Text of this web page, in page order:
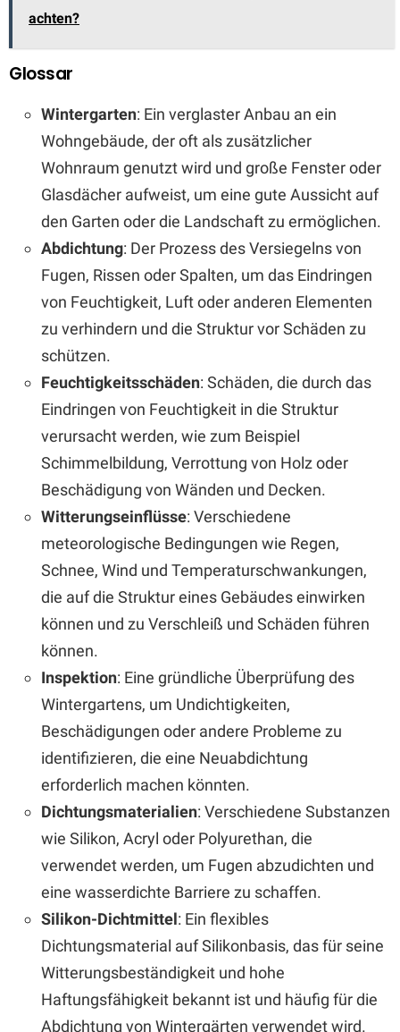
achten?
Glossar
Wintergarten: Ein verglaster Anbau an ein
Wohngebäude, der oft als zusätzlicher
Wohnraum genutzt wird und große Fenster oder
Glasdächer aufweist, um eine gute Aussicht auf
den Garten oder die Landschaft zu ermöglichen.
Abdichtung: Der Prozess des Versiegelns von
Fugen, Rissen oder Spalten, um das Eindringen
von Feuchtigkeit, Luft oder anderen Elementen
zu verhindern und die Struktur vor Schäden zu
schützen.
Feuchtigkeitsschäden: Schäden, die durch das
Eindringen von Feuchtigkeit in die Struktur
verursacht werden, wie zum Beispiel
Schimmelbildung, Verrottung von Holz oder
Beschädigung von Wänden und Decken.
Witterungseinflüsse: Verschiedene
meteorologische Bedingungen wie Regen,
Schnee, Wind und Temperaturschwankungen,
die auf die Struktur eines Gebäudes einwirken
können und zu Verschleiß und Schäden führen
können.
Inspektion: Eine gründliche Überprüfung des
Wintergartens, um Undichtigkeiten,
Beschädigungen oder andere Probleme zu
identifizieren, die eine Neuabdichtung
erforderlich machen könnten.
Dichtungsmaterialien: Verschiedene Substanzen
wie Silikon, Acryl oder Polyurethan, die
verwendet werden, um Fugen abzudichten und
eine wasserdichte Barriere zu schaffen.
Silikon-Dichtmittel: Ein flexibles
Dichtungsmaterial auf Silikonbasis, das für seine
Witterungsbeständigkeit und hohe
Haftungsfähigkeit bekannt ist und häufig für die
Abdichtung von Wintergärten verwendet wird.